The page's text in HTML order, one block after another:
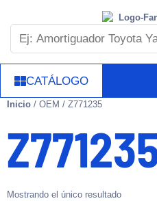
CATÁLOGO
Inicio / OEM / Z771235
Mostrando el único resultado